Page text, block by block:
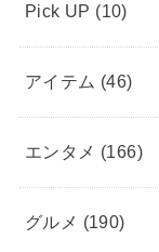
Pick UP (10)
アイテム (46)
エンタメ (166)
グルメ (190)